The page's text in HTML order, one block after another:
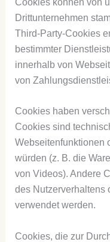
Drittunternehmen
Third-Party-Cookies
bestimmter
innerhalb von
von
Cookies haben
Cookies sind
Webseitenfunktionen
würden (z. B. die
von Videos). Andere
des Nutzerverhaltens
verwendet werden.
Cookies, die zur